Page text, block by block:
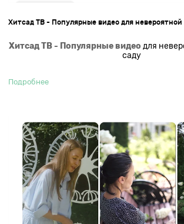
Хитсад ТВ - Популярные видео для невероятной
Хитсад ТВ - Популярные видео для
саду
Подробнее